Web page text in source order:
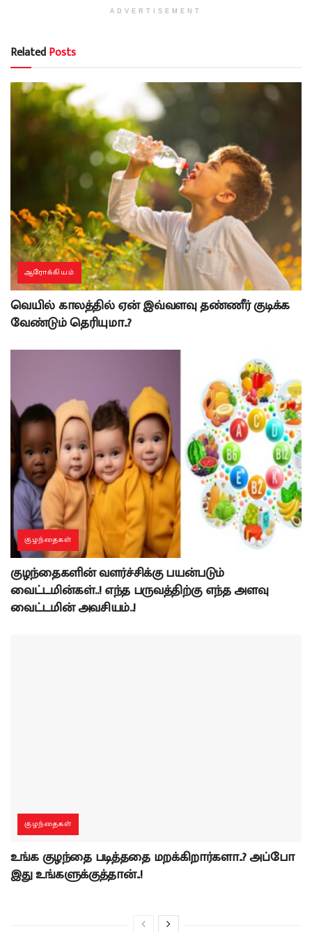
ADVERTISEMENT
RelatedPosts
ஆரோக்கியம்
வெயில் காலத்தில் ஏன் இவ்வளவு தண்ணீர் குடிக்க
வேண்டும் தெரியுமா..?
குழந்தைகள்
குழந்தைகளின் வளர்ச்சிக்கு பயன்படும்
வைட்டமின்கள்..! எந்த பருவத்திற்கு எந்த அளவு
வைட்டமின் அவசியம்..!
குழந்தைகள்
உங்க குழந்தை படித்ததை மறக்கிறார்களா..? அப்போ
இது உங்களுக்குத்தான்..!